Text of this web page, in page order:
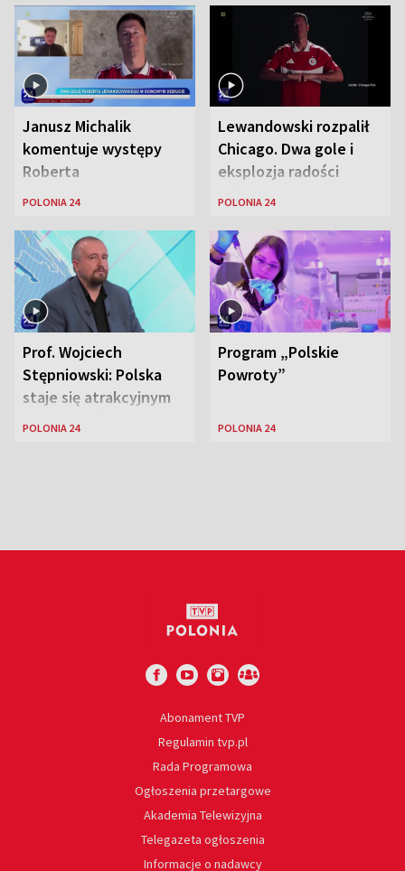
Janusz Michalik
komentuje występy
Roberta
Lewandowskiego w
Zjednoczonych
POLONIA 24
Lewandowski rozpalił
Chicago. Dwa gole i
eksplozja radości
wśród Polonii
POLONIA 24
Prof. Wojciech
Stępniowski: Polska
staje się atrakcyjnym
POLONIA 24
Program „Polskie
Powroty”
POLONIA 24
Abonament TVP
Regulamin tvp.pl
Rada Programowa
Ogłoszenia przetargowe
Akademia Telewizyjna
Telegazeta ogłoszenia
Informacje o nadawcy